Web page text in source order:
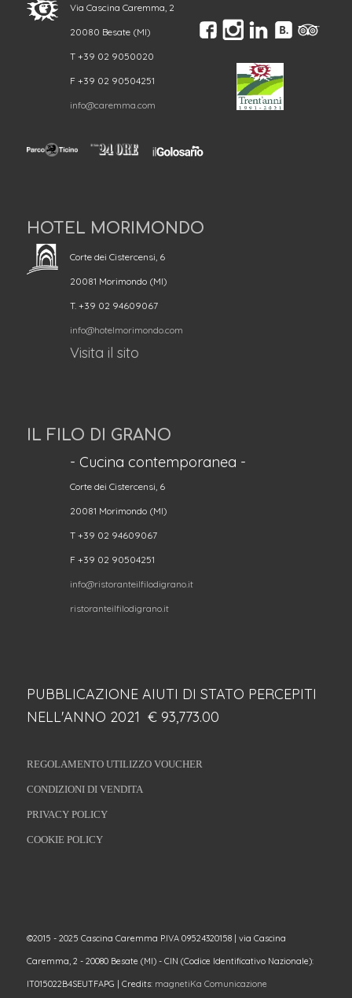
Via Cascina Caremma, 2
20080 Besate (MI)
T +39 02 9050020
F +39 02 90504251
info@caremma.com
HOTEL MORIMONDO
Corte dei Cistercensi, 6
20081 Morimondo (MI)
T. +39 02 94609067
info@hotelmorimondo.com
Visita il sito
IL FILO DI GRANO
- Cucina contemporanea -
Corte dei Cistercensi, 6
20081 Morimondo (MI)
T +39 02 94609067
F +39 02 90504251
info@ristoranteilfilodigrano.it
ristoranteilfilodigrano.it
PUBBLICAZIONE AIUTI DI STATO PERCEPITI
NELL'ANNO 2021 € 93,773.00
REGOLAMENTO UTILIZZO VOUCHER
CONDIZIONI DI VENDITA
PRIVACY POLICY
COOKIE POLICY
©2015 - 2025 Cascina Caremma P.IVA 09524320158 | via Cascina
Caremma, 2 - 20080 Besate (MI) - CIN (Codice Identificativo Nazionale):
IT015022B4SEUTFAPG | Credits: magnetiKa Comunicazione